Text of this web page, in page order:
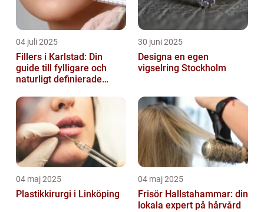
04 juli 2025
Fillers i Karlstad: Din
guide till fylligare och
naturligt definierade
30 juni 2025
Designa en egen
vigselring Stockholm
04 maj 2025
Plastikkirurgi i Linköping
04 maj 2025
Frisör Hallstahammar: din
lokala expert på hårvård